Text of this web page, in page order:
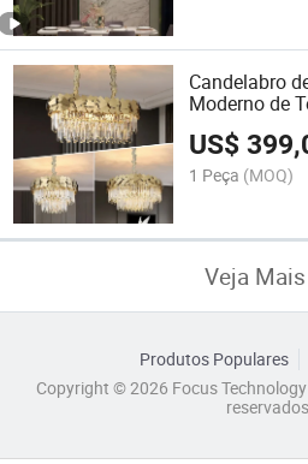
Candelabro
Moderno de
Quarto e
Iluminação
US$
1 Peça (MOQ)
Veja Mais
Produtos Populares
Copyright © 2026 Focus